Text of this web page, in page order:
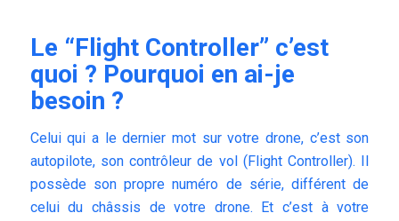
Le “Flight Controller” c’est
quoi ? Pourquoi en ai-je
besoin ?
Celui qui a le dernier mot sur votre drone, c’est son
autopilote, son contrôleur de vol (Flight Controller). Il
possède son propre numéro de série, différent de
celui du châssis de votre drone. Et c’est à votre